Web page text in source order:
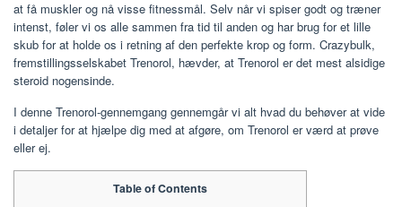
at få muskler og nå visse fitnessmål. Selv når vi spiser godt og træner
intenst, føler vi os alle sammen fra tid til anden og har brug for et lille
skub for at holde os i retning af den perfekte krop og form. Crazybulk,
fremstillingsselskabet Trenorol, hævder, at Trenorol er det mest alsidige
steroid nogensinde.
I denne Trenorol-gennemgang gennemgår vi alt hvad du behøver at vide
i detaljer for at hjælpe dig med at afgøre, om Trenorol er værd at prøve
eller ej.
Table of Contents